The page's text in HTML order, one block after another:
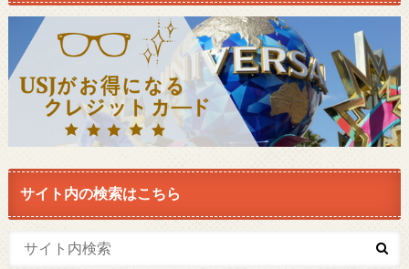
サイト内の検索はこちら